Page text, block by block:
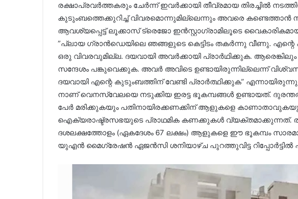
രക്ഷാപ്രവർത്തകരും ചേർന്ന് ഇവർക്കായി തീവ്രമായ തിരച്ചിൽ
കുടുംബത്തെക്കുറിച്ച് വിവരമൊന്നുമില്ലെന്നും അവരെ കണ്ടെത്താൻ
ആവശ്യപ്പെട്ട് ലൂക്കാസ് ട്രെജോ ഇൻസ്റ്റാഗ്രാമിലൂടെ
”പ്ലായ ഗ്രാൻഡെയിലെ ഞങ്ങളുടെ കെട്ടിടം തകർന്നു വീണു.
ഒരു വിവരവുമില്ല. ദയവായി അവർക്കായി പ്രാർഥിക്കുക.
സന്ദേശം പങ്കുവെക്കുക. അവർ അവിടെ ഉണ്ടായിരുന്നില്ലെന്ന്
ദയവായി എന്റെ കുടുംബത്തിന് വേണ്ടി പ്രാർത്ഥിക്കുക”
നാണ് വെനസ്വേലയെ നടുക്കിയ ഇരട്ട ഭൂകമ്പങ്ങൾ ഉണ്ടായത്.
പേർ മരിക്കുകയും പതിനായിരക്കണക്കിന് ആളുകളെ
ഐക്യരാഷ്ട്രസഭയുടെ പ്രാഥമിക കണക്കുകൾ വ്യക്തമാക്കുന്നത്.
ദശലക്ഷത്തോളം (ഏകദേശം 67 ലക്ഷം) ആളുകളെ ഈ ഭൂകമ്പം സാരമായി
യുഎൻ മൈഗ്രേഷൻ ഏജൻസി ശനിയാഴ്ച പുറത്തുവിട്ട